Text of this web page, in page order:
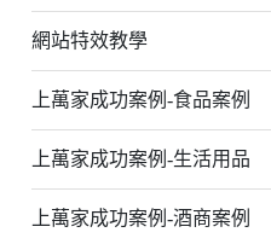
網站特效教學
上萬家成功案例-食品案例
上萬家成功案例-生活用品
上萬家成功案例-酒商案例